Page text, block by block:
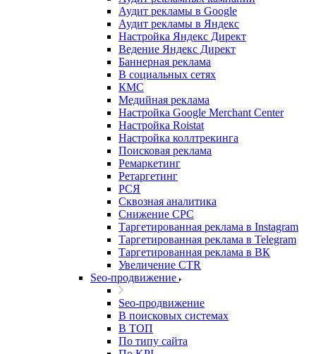
Аудит рекламы в Google
Аудит рекламы в Яндекс
Настройка Яндекс Директ
Ведение Яндекс Директ
Баннерная реклама
В социальных сетях
КМС
Медийная реклама
Настройка Google Merchant Center
Настройка Roistat
Настройка коллтрекинга
Поисковая реклама
Ремаркетинг
Ретаргетинг
РСЯ
Сквозная аналитика
Снижение CPC
Таргетированная реклама в Instagram
Таргетированная реклама в Telegram
Таргетированная реклама в ВК
Увеличение CTR
Seo-продвижение
Seo-продвижение
В поисковых системах
В ТОП
По типу сайта